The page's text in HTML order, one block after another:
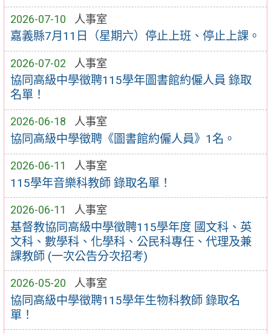
2026-07-10 人事室
嘉義縣7月11日（星期六）停止上班、停止上課。
2026-07-02 人事室
協同高級中學徵聘115學年圖書館約僱人員 錄取
名單！
2026-06-18 人事室
協同高級中學徵聘《圖書館約僱人員》1名。
2026-06-11 人事室
115學年音樂科教師 錄取名單！
2026-06-11 人事室
基督教協同高級中學徵聘115學年度 國文科、英
文科、數學科、化學科、公民科專任、代理及兼
課教師 (一次公告分次招考)
2026-05-20 人事室
協同高級中學徵聘115學年生物科教師 錄取名
單！